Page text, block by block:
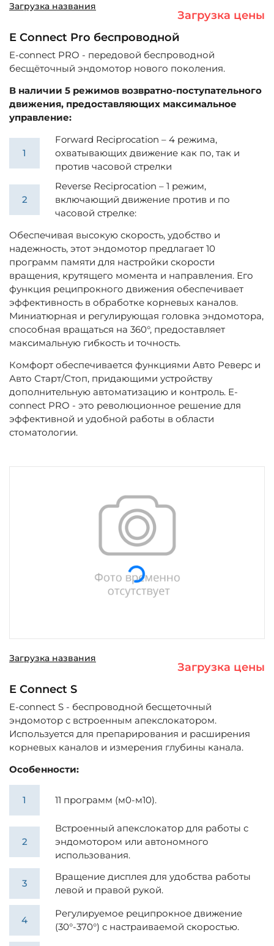
Загрузка названия
Загрузка цены
E Connect Pro беспроводной
E-connect PRO - передовой беспроводной
бесщёточный эндомотор нового поколения.
В наличии 5 режимов возвратно-поступательного
движения, предоставляющих максимальное
управление:
Forward Reciprocation – 4 режима,
охватывающих движение как по, так и
против часовой стрелки
Reverse Reciprocation – 1 режим,
включающий движение против и по
часовой стрелке:
Обеспечивая высокую скорость, удобство и
надежность, этот эндомотор предлагает 10
программ памяти для настройки скорости
вращения, крутящего момента и направления. Его
функция реципрокного движения обеспечивает
эффективность в обработке корневых каналов.
Миниатюрная и регулирующая головка эндомотора,
способная вращаться на 360°, предоставляет
максимальную гибкость и точность.
Комфорт обеспечивается функциями Авто Реверс и
Авто Старт/Стоп, придающими устройству
дополнительную автоматизацию и контроль. E-
connect PRO - это революционное решение для
эффективной и удобной работы в области
стоматологии.
Загрузка названия
Загрузка цены
Загрузка...
E Connect S
E-connect S - беспроводной бесщеточный
эндомотор с встроенным апекслокатором.
Используется для препарирования и расширения
корневых каналов и измерения глубины канала.
Особенности:
11 программ (м0-м10).
Встроенный апекслокатор для работы с
эндомотором или автономного
использования.
Вращение дисплея для удобства работы
левой и правой рукой.
Регулируемое реципрокное движение
(30°-370°) с настраиваемой скоростью.